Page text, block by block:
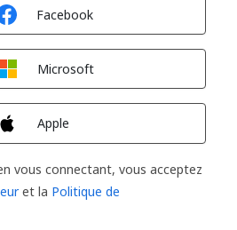
Facebook
Microsoft
Apple
vous connectant, vous acceptez
et la Politique de